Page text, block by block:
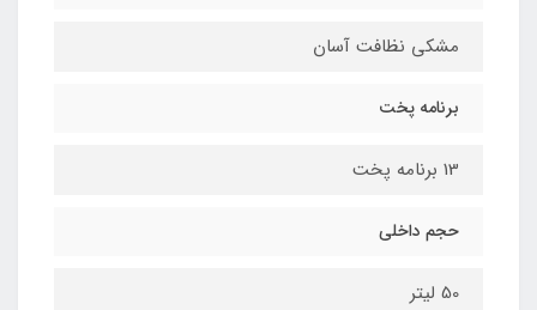
مشکی نظافت آسان
برنامه پخت
13 برنامه پخت
حجم داخلي
50 لیتر